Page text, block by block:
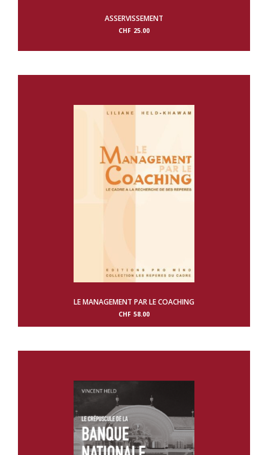
ASSERVISSEMENT
CHF 25.00
LE MANAGEMENT PAR LE COACHING
CHF 58.00